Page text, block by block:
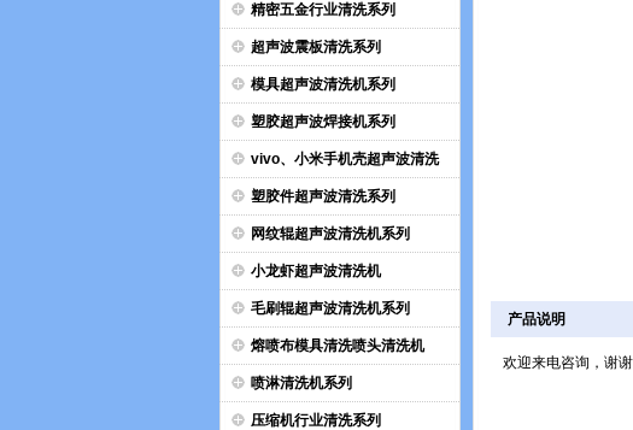
精密五金行业清洗系列
超声波震板清洗系列
模具超声波清洗机系列
塑胶超声波焊接机系列
vivo、小米手机壳超声波清洗
塑胶件超声波清洗系列
网纹辊超声波清洗机系列
小龙虾超声波清洗机
毛刷辊超声波清洗机系列
熔喷布模具清洗喷头清洗机
喷淋清洗机系列
压缩机行业清洗系列
产品说明
欢迎来电咨询，谢谢